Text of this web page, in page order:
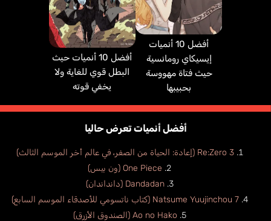
أفضل 10 أنميات
إيسيكاي رومانسية
حيث فتاة مهووسة
بحبيبها
أفضل 10 أنميات حيث
البطل قوي للغاية ولا
يخفي قوته
أفضل أنميات تعرض حاليا
Re:Zero 3 (إعادة: الحياة من الصفر، في عالم أخر الموسم الثالث)
One Piece (ون بيس)
Dandadan (دانداندان)
Natsume Yuujinchou 7 (كتاب ناتسومي للأصدقاء الموسم السابع)
Ao no Hako (الصندوق الأزرق)